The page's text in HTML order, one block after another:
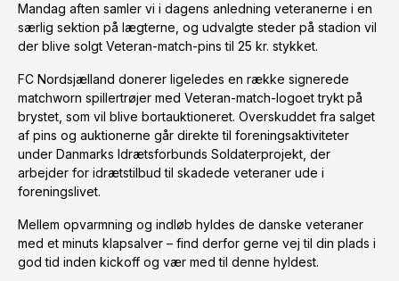
Mandag aften samler vi i dagens anledning veteranerne i en
særlig sektion på lægterne, og udvalgte steder på stadion vil
der blive solgt Veteran-match-pins til 25 kr. stykket.
FC Nordsjælland donerer ligeledes en række signerede
matchworn spillertrøjer med Veteran-match-logoet trykt på
brystet, som vil blive bortauktioneret. Overskuddet fra salget
af pins og auktionerne går direkte til foreningsaktiviteter
under Danmarks Idrætsforbunds Soldaterprojekt, der
arbejder for idrætstilbud til skadede veteraner ude i
foreningslivet.
Mellem opvarmning og indløb hyldes de danske veteraner
med et minuts klapsalver – find derfor gerne vej til din plads i
god tid inden kickoff og vær med til denne hyldest.